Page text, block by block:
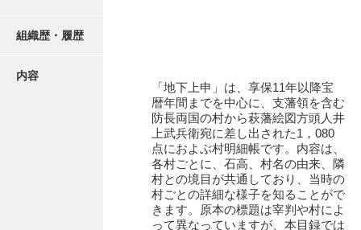
地下上申絵図
風土注進案
山口小郡宰判記録
組織歴・履歴
内容
「地下上申」は、享保11年以降宝
暦年間までを中心に、支藩領を含む
防長両国の村から萩藩絵図方頭人井
上武兵衛宛に差し出された1，080
点におよぶ村明細帳です。内容は、
各村ごとに、石高、村名の由来、隣
村との境目が共通しており、当時の
村ごとの詳細な様子を知ることがで
きます。原本の標題は宰判や村によ
って異なっていますが、本目録では